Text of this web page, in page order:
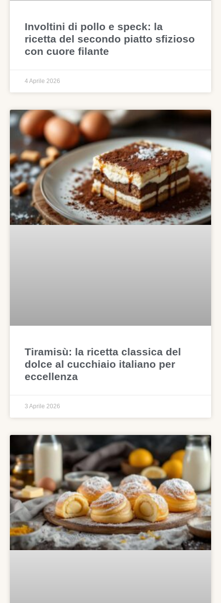
Involtini di pollo e speck: la
ricetta del secondo piatto sfizioso
con cuore filante
4 Aprile 2026
Tiramisù: la ricetta classica del
dolce al cucchiaio italiano per
eccellenza
3 Aprile 2026